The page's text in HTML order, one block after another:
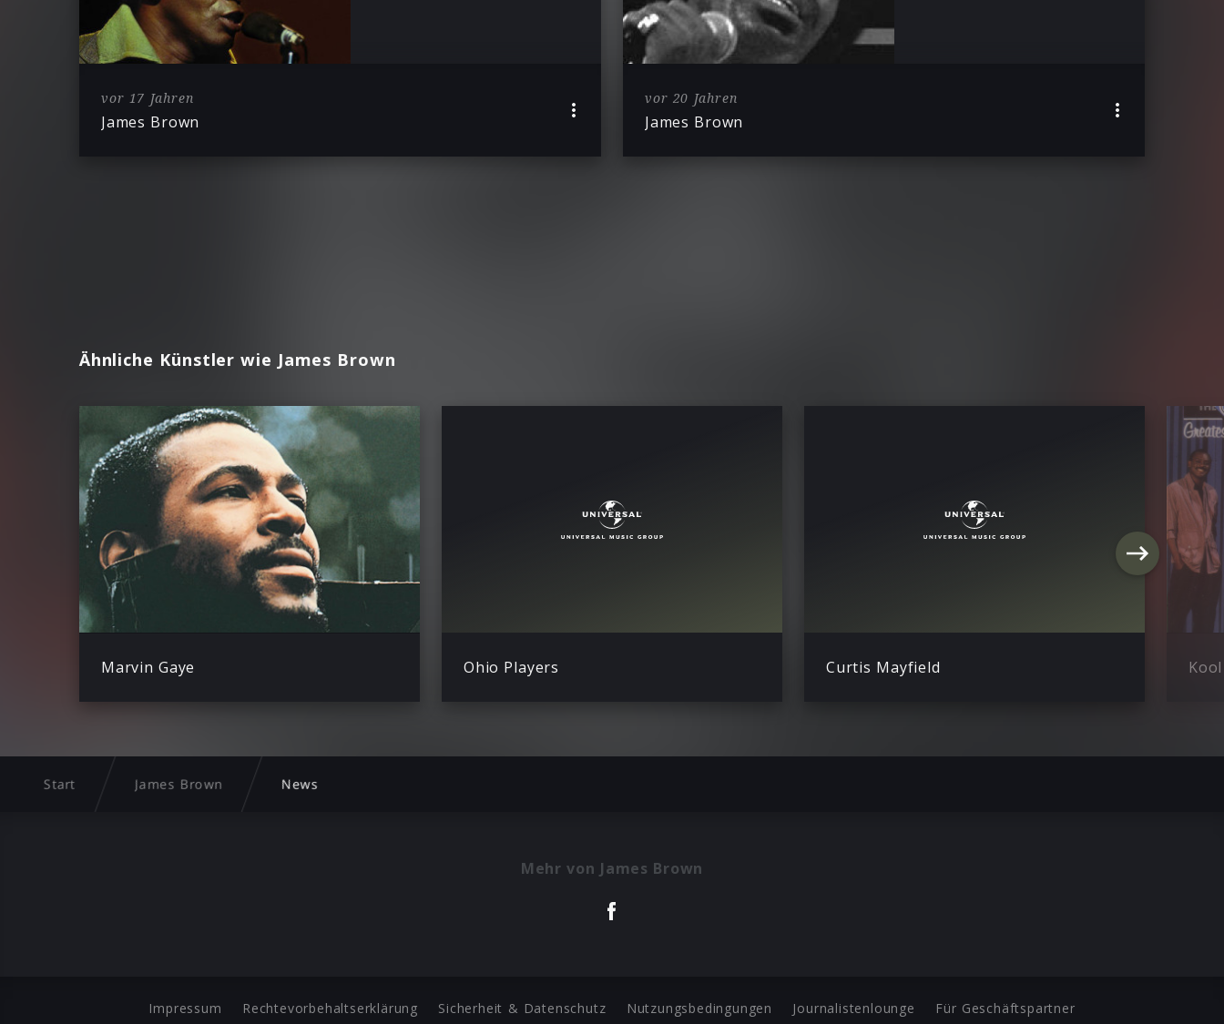
vor 17 Jahren
James Brown
vor 20 Jahren
James Brown
Ähnliche Künstler wie James Brown
Marvin Gaye Ohio Players Curtis Mayfield
Start James Brown News
Mehr von James Brown
Impressum Rechtevorbehaltserklärung Sicherheit & Datenschutz Nutzungsbedingungen Journalistenlounge Für Geschäftspartner